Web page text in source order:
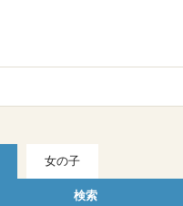
女の子
検索